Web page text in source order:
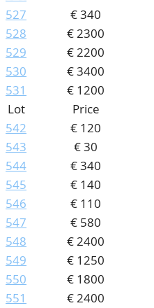
527
€ 340
528
€ 2300
529
€ 2200
530
€ 3400
531
€ 1200
Lot
Price
542
€ 120
543
€ 30
544
€ 340
545
€ 140
546
€ 110
547
€ 580
548
€ 2400
549
€ 1250
550
€ 1800
551
€ 2400